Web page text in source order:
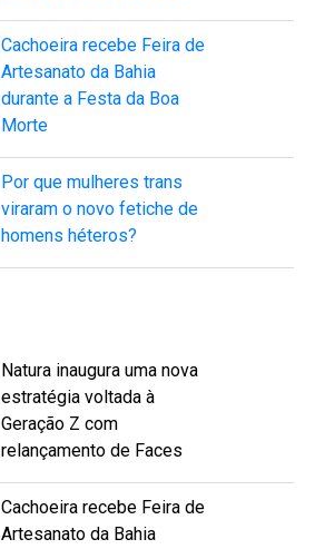
Cachoeira recebe Feira de
Artesanato da Bahia
durante a Festa da Boa
Morte
Por que mulheres trans
viraram o novo fetiche de
homens héteros?
Natura inaugura uma nova
estratégia voltada à
Geração Z com
relançamento de Faces
Cachoeira recebe Feira de
Artesanato da Bahia